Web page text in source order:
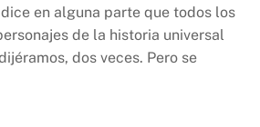
en alguna parte que todos los
de la historia universal
dos veces. Pero se